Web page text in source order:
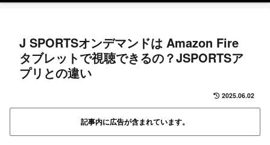
J SPORTSオンデマンドは Amazon Fire
タブレットで視聴できるの？JSPORTSア
プリとの違い
2025.06.02
記事内に広告が含まれています。